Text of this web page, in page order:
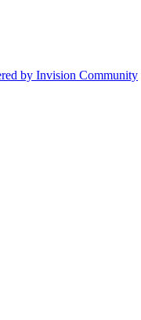
by Invision Community